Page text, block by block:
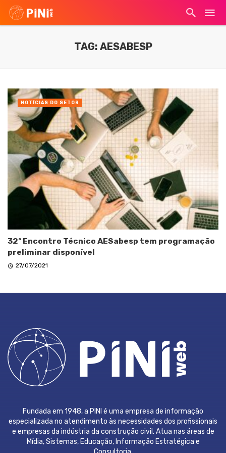
TAG: AESABESP
32º Encontro Técnico AESabesp tem programação
preliminar disponível
27/07/2021
NOTÍCIAS DO SETOR
Fundada em 1948, a PINI é uma empresa de informação
especializada no atendimento às necessidades dos profissionais
e empresas da indústria da construção civil. Atua nas áreas de
Mídia, Sistemas, Educação, Informação Estratégica e